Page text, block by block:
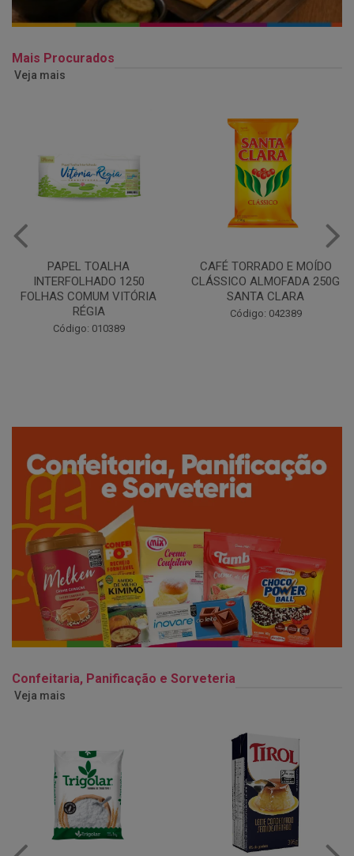
Mais Procurados
Veja mais
CAFÉ TORRADO E MOÍDO
CLÁSSICO ALMOFADA 250G
SANTA CLARA
Código: 042389
Copo Plástico Branco 180ml
Pacote c/100 - Cristalcopo
Código: 031413
Confeitaria, Panificação e Sorveteria
Veja mais